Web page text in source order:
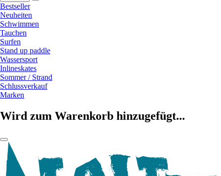
Bestseller
Neuheiten
Schwimmen
Tauchen
Surfen
Stand up paddle
Wassersport
Inlineskates
Sommer / Strand
Schlussverkauf
Marken
Wird zum Warenkorb hinzugefügt...